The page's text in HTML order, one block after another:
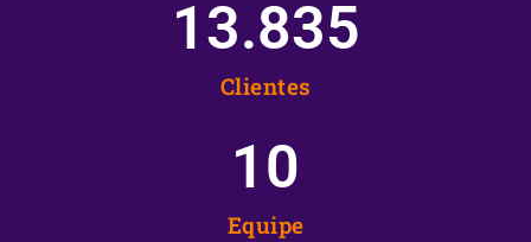
Clientes
13.835
Equipe
10